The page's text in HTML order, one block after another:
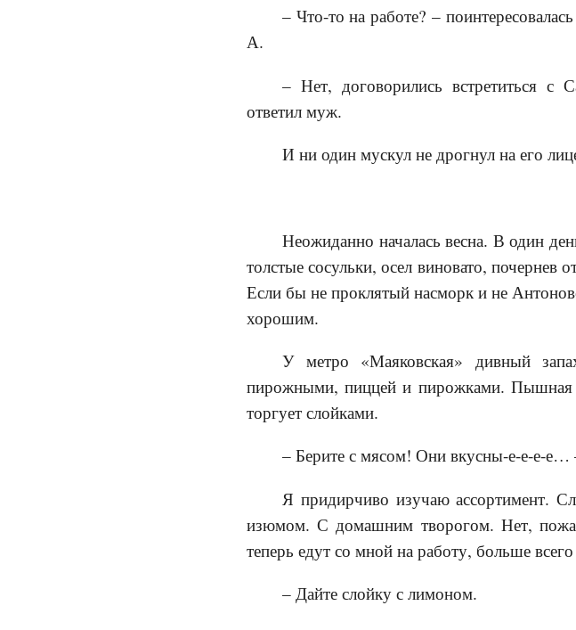
– Что-то на работе? –
А.
– Нет, договорились встретиться с
ответил муж.
И ни один мускул не дрогнул на его
Неожиданно началась весна. В один
толстые сосульки, осел виновато,
Если бы не проклятый насморк и не
хорошим.
У метро «Маяковская» дивный
пирожными, пиццей и пирожками. Пышная
торгует слойками.
– Берите с мясом! Они вкусны-е-е-е-е…
Я придирчиво изучаю ассортимент.
изюмом. С домашним творогом. Нет,
теперь едут со мной на работу, больше
– Дайте слойку с лимоном.